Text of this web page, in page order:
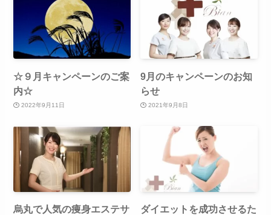
☆９月キャンペーンのご案
内☆
2022年9月11日
9月のキャンペーンのお知
らせ
2021年9月8日
烏丸で人気の痩身エステサ
ダイエットを成功させるた